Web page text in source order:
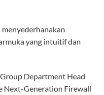
yang intuitif dan
Department Head
Next-Generation Firewall